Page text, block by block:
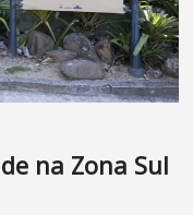
na Zona Sul